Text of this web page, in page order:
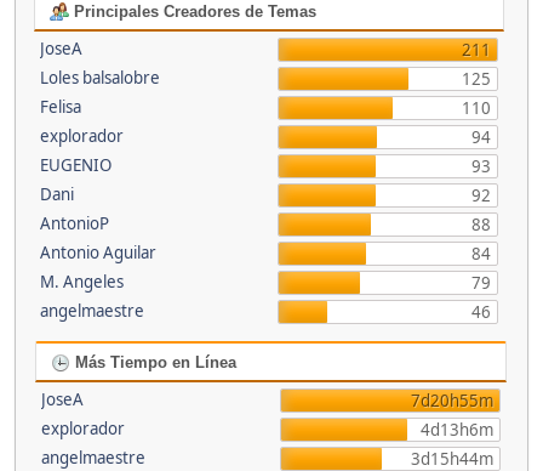
Principales Creadores de Temas
JoseA
211
Loles balsalobre
125
Felisa
110
explorador
94
EUGENIO
93
Dani
92
AntonioP
88
Antonio Aguilar
84
M. Angeles
79
angelmaestre
46
Más Tiempo en Línea
JoseA
7d20h55m
explorador
4d13h6m
angelmaestre
3d15h44m